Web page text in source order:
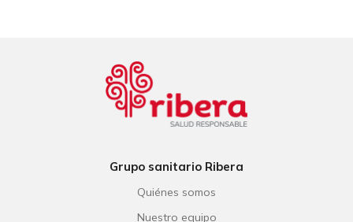
Grupo sanitario Ribera
Quiénes somos
Nuestro equipo